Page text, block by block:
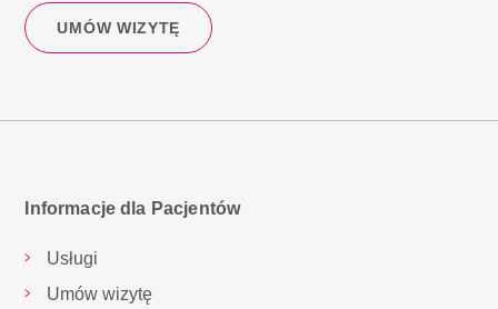
UMÓW WIZYTĘ
Informacje dla Pacjentów
Usługi
Umów wizytę